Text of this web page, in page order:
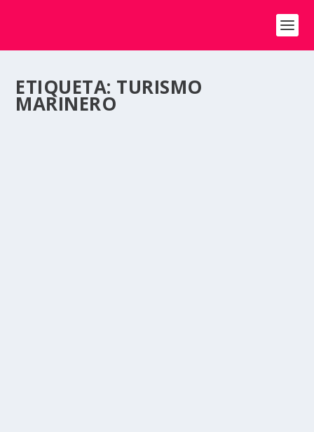
ETIQUETA: TURISMO
MARINERO